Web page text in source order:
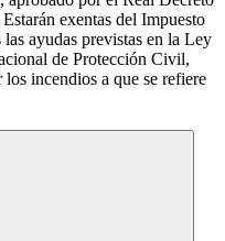
exentas del Impuesto
las ayudas previstas en la Ley
de Protección Civil,
incendios a que se refiere